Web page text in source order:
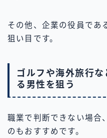
その他、企業の役員であ
狙い目です。
ゴルフや海外旅行
る男性を狙う
職業で判断できない場合
のもおすすめです。